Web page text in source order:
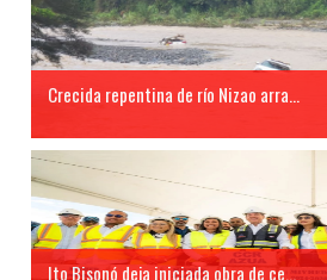
Crecida repentina de río Nizao arra...
Ito Bisonó deja iniciada obra de ce...